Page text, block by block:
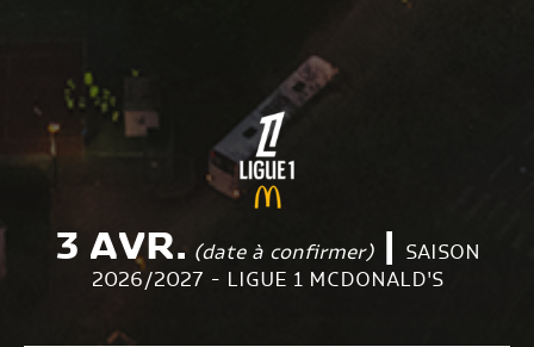
3 AVR.(date à confirmer)|
SAISON
2026/2027 - LIGUE 1 MCDONALD'S